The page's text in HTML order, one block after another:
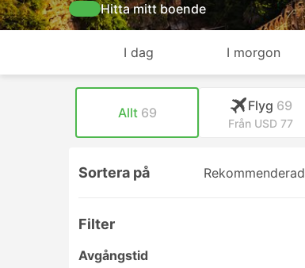
Hitta mitt boende
I dag I morgon
Allt 69 Flyg 69
Från USD 77
Sortera på Rekommenderad
Filter
Avgångstid